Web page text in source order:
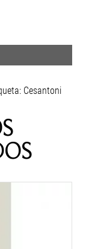
Cesantoni